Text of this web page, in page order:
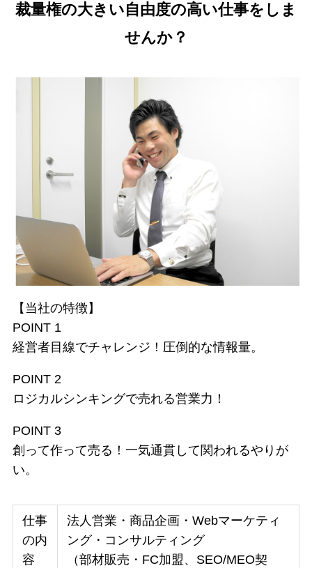
裁量権の大きい自由度の高い仕事をしま
せんか？
【当社の特徴】
POINT 1
経営者目線でチャレンジ！圧倒的な情報量。
POINT 2
ロジカルシンキングで売れる営業力！
POINT 3
創って作って売る！一気通貫して関われるやりが
い。
仕事
の内
容
法人営業・商品企画・Webマーケティ
ング・コンサルティング
（部材販売・FC加盟、SEO/MEO契